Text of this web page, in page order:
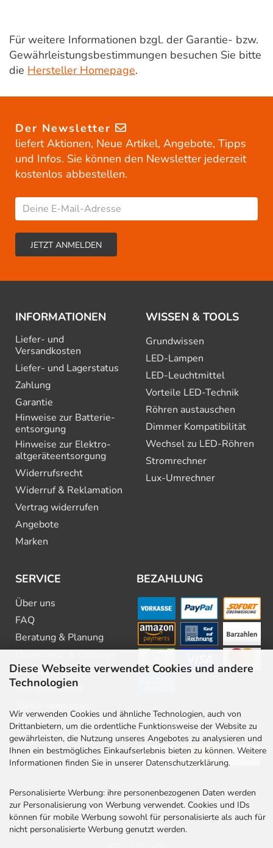
Diese Webseite verwendet Cookies und andere
Technologien
Wir verwenden Cookies und ähnliche Technologien, auch von
Drittanbietern, um die ordentliche Funktionsweise der Website zu
gewährleisten, die Nutzung unseres Angebotes zu analysieren und
Ihnen ein bestmögliches Einkaufserlebnis bieten zu können. Weitere
Informationen finden Sie in unserer Datenschutzerklärung.
Personalisierte Werbung: ihre personenbezogenen Daten werden
zur Personalisierung von Werbung verwendet. Cookies und IDs
können für mobile Werbung sowohl für personalisierte als auch für
nicht personalisierte Werbung genutzt werden.
Für weitere Informationen bzgl. der Garantie- bzw.
Gewährleistungsbestimmungen besuchen Sie bitte
die Hersteller Homepage.
Der Newsletter
liefert Aktionen, Neue Artikel, Angebote, Tipps
und Infos. Sie können den Newsletter jederzeit
kostenlos abbestellen.
INFORMATIONEN
Liefer- und
Versandkosten
Liefer- und Lagerstatus
Zahlung
Garantie
Hinweise zur Batterie­
entsorgung
Hinweise zur Elektro­
altgeräte­entsorgung
Widerrufsrecht
Widerruf & Reklamation
Vertrag widerrufen
Angebote
Marken
WISSEN & TOOLS
Grundwissen
LED-Lampen
LED-Leuchtmittel
Vorteile LED-Technik
Röhren austauschen
Dimmer Kompatibilität
Wechsel zu LED-Röhren
Stromrechner
Lux-Umrechner
SERVICE
Über uns
FAQ
Beratung & Planung
Newsletter
Barrierefreiheit
Kontakt
Rabatt Codes
BEZAHLUNG
VERSAND